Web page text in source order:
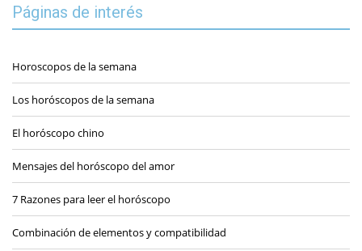
Páginas de interés
Horoscopos de la semana
Los horóscopos de la semana
El horóscopo chino
Mensajes del horóscopo del amor
7 Razones para leer el horóscopo
Combinación de elementos y compatibilidad